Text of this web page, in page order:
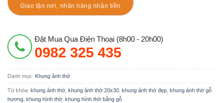
Giao tận nơi, nhận hàng nhận tiền
Đặt Mua Qua Điện Thoại (8h00 - 20h00)
0982 325 435
Danh mục: Khung ảnh thờ
Từ khóa: khung ảnh thờ khung ảnh thờ 20x30 khung ảnh thờ đẹp khung ảnh thờ gỗ
hương khung hình thờ khung hình thờ bằng gỗ